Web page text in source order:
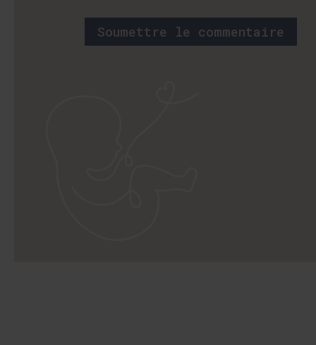
Soumettre le commentaire